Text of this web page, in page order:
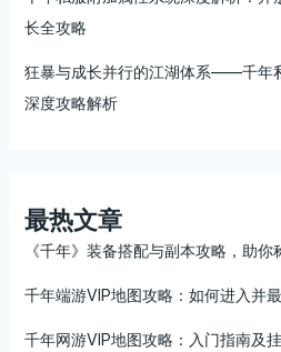
长全攻略
狂暴与成长并行的江湖体系——千年
深度攻略解析
最热文章
《千年》装备搭配与副本攻略，助你
千年端游VIP地图攻略：如何进入并
千年网游VIP地图攻略：入门指南及